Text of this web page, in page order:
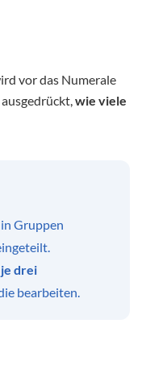
vor das Numerale
wie viele
Gruppen
je drei
bearbeiten.